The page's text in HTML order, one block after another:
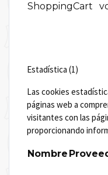
ShoppingCart
Estadística (1)
Las cookies
páginas web a
visitantes con las
proporcionando
Nombre